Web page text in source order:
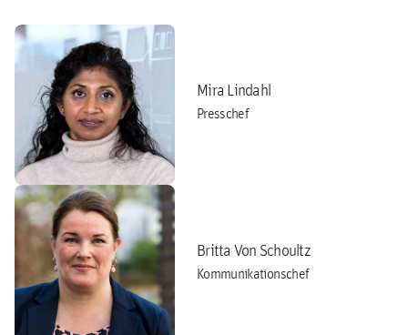
Mira Lindahl
Presschef
Britta Von Schoultz
Kommunikationschef